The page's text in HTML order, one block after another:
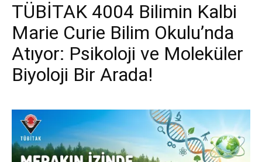
TÜBİTAK 4004 Bilimin Kalbi
Marie Curie Bilim Okulu’nda
Atıyor: Psikoloji ve Moleküler
Biyoloji Bir Arada!